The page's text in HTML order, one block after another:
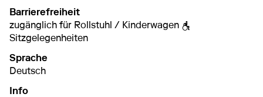
Barrierefreiheit
zugänglich für Rollstuhl / Kinderwagen
Sitzgelegenheiten
Sprache
Deutsch
Info